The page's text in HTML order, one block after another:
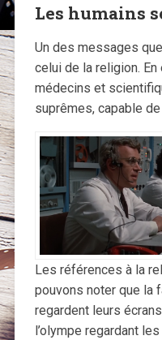
Les humains
Un des messages
celui de la religion.
médecins et
suprêmes, capable
Les références à la
pouvons noter que la
regardent leurs
l’olympe regardant